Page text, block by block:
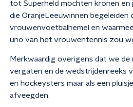
tot Superheld mochten kronen en
die OranjeLeeuwinnen begeleiden
vrouwenvoetbalhemel en
uno van het vrouwentennis zou
Merkwaardig overigens dat we de
vergaten en de wedstrijdenreeks
en hockeysters maar als een
afveegden.